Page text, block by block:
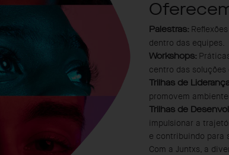
Palestras:
dentro das equipes.
Workshops:
centro das soluções
Trilhas de
promovem
Trilhas de
impulsionar a
e contribuindo para
Com a Juntxs, a